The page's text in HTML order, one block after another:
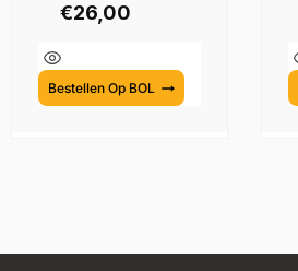
€26,00
Bestellen Op BOL